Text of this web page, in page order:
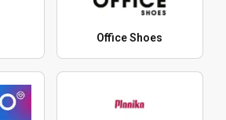
Office Shoes